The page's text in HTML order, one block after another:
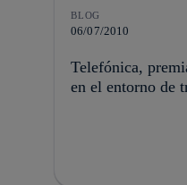
BLOG
06/07/2010
Telefónica,
en el entorno de